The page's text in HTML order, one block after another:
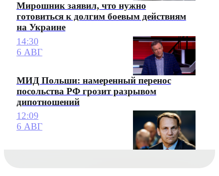
Мирошник заявил, что нужно
готовиться к долгим боевым действиям
на Украине
14:30
6 АВГ
МИД Польши: намеренный перенос
посольства РФ грозит разрывом
дипотношений
12:09
6 АВГ